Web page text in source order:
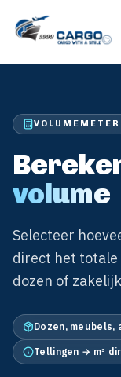
VOLUMEMETER
volume
Selecteer
direct het totale
dozen of
Dozen, meubels,
Tellingen → m³